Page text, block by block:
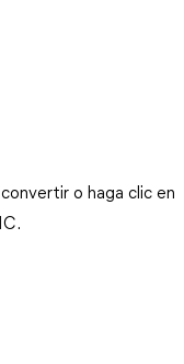
o haga clic en